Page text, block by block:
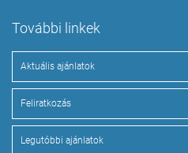
További linkek
Aktuális ajánlatok
Feliratkozás
Legutóbbi ajánlatok